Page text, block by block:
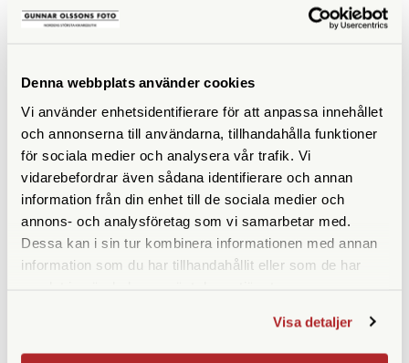
Denna webbplats använder cookies
Vi använder enhetsidentifierare för att anpassa innehållet
och annonserna till användarna, tillhandahålla funktioner
för sociala medier och analysera vår trafik. Vi
vidarebefordrar även sådana identifierare och annan
information från din enhet till de sociala medier och
annons- och analysföretag som vi samarbetar med.
Dessa kan i sin tur kombinera informationen med annan
information som du har tillhandahållit eller som de har
Visa detaljer
KÖP LÄS MER
ANDRA KÖPTE ÄVEN